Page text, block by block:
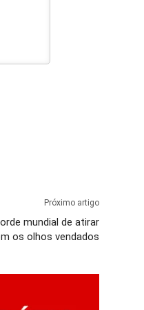
Próximo artigo
mundial de atirar
os olhos vendados